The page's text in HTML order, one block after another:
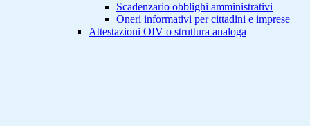
Scadenzario obblighi amministrativi
Oneri informativi per cittadini e imprese
Attestazioni OIV o struttura analoga